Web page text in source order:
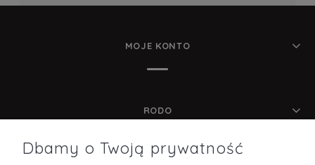
MOJE KONTO
RODO
Dbamy o Twoją prywatność